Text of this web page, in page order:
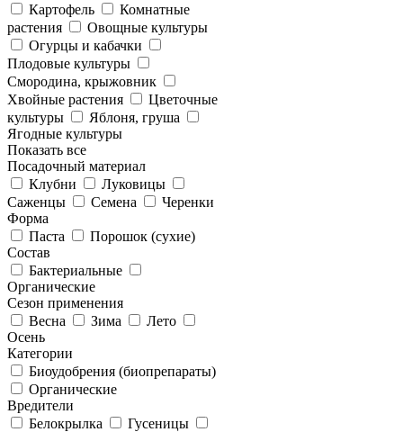
Картофель
Комнатные
растения
Овощные культуры
Огурцы и кабачки
Плодовые культуры
Смородина, крыжовник
Хвойные растения
Цветочные
культуры
Яблоня, груша
Ягодные культуры
Показать все
Посадочный материал
Клубни
Луковицы
Саженцы
Семена
Черенки
Форма
Паста
Порошок (сухие)
Состав
Бактериальные
Органические
Сезон применения
Весна
Зима
Лето
Осень
Категории
Биоудобрения (биопрепараты)
Органические
Вредители
Белокрылка
Гусеницы